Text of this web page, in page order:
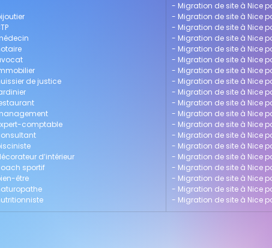
de justice
comptable
d’intérieur
sportif
être
- Migration de site à Nice
- Migration de site à Nice
- Migration de site à Nice
- Migration de site à Nice
- Migration de site à Nice
- Migration de site à Nice
- Migration de site à Nice
- Migration de site à Nice
- Migration de site à Nice
- Migration de site à Nice
- Migration de site à Nice
- Migration de site à Nice
- Migration de site à Nice
- Migration de site à Nice
- Migration de site à Nice
- Migration de site à Nice
- Migration de site à Nice
- Migration de site à Nice
- Migration de site à Nice